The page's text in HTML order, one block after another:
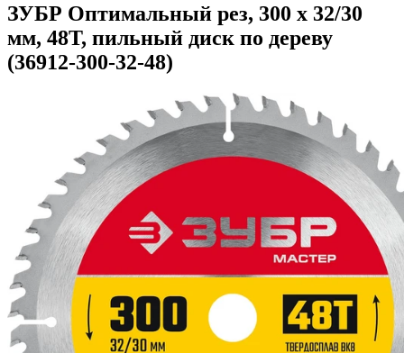
ЗУБР Оптимальный рез, 300 x 32/30
мм, 48Т, пильный диск по дереву
(36912-300-32-48)